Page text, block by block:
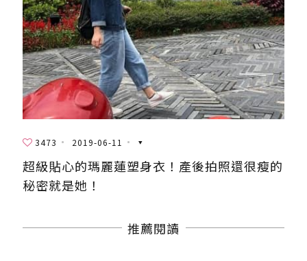
3473 2019-06-11
超級貼心的瑪麗蓮塑身衣！產後拍照還很瘦的
秘密就是她！
推薦閱讀